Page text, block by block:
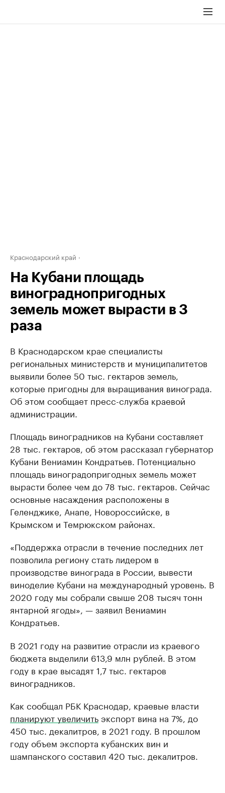
Краснодарский край
На Кубани площадь
винограднопригодных
земель может вырасти в 3
раза
В Краснодарском крае специалисты
региональных министерств и муниципалитетов
выявили более 50 тыс. гектаров земель,
которые пригодны для выращивания винограда.
Об этом сообщает пресс-служба краевой
администрации.
Площадь виноградников на Кубани составляет
28 тыс. гектаров, об этом рассказал губернатор
Кубани Вениамин Кондратьев. Потенциально
площадь виноградопригодных земель может
вырасти более чем до 78 тыс. гектаров. Сейчас
основные насаждения расположены в
Геленджике, Анапе, Новороссийске, в
Крымском и Темрюкском районах.
«Поддержка отрасли в течение последних лет
позволила региону стать лидером в
производстве винограда в России, вывести
виноделие Кубани на международный уровень. В
2020 году мы собрали свыше 208 тысяч тонн
янтарной ягоды», — заявил Вениамин
Кондратьев.
В 2021 году на развитие отрасли из краевого
бюджета выделили 613,9 млн рублей. В этом
году в крае высадят 1,7 тыс. гектаров
виноградников.
Как сообщал РБК Краснодар, краевые власти
планируют увеличитьэкспорт вина на 7%, до
450 тыс. декалитров, в 2021 году. В прошлом
году объем экспорта кубанских вин и
шампанского составил 420 тыс. декалитров.